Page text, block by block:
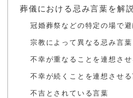
葬儀における忌み言葉を解
冠婚葬祭などの特定の場で
宗教によって異なる忌み言葉
不幸が重なることを連想させ
不幸が続くことを連想させ
不吉とされている言葉